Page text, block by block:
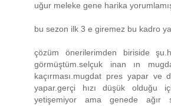
uğur meleke gene harika
bu sezon ilk 3 e giremez bu kadro
çözüm önerilerimden biriside
görmüştüm.selçuk inan ın
kaçırması.mugdat pres yapar ve
yapar.gerçi hızı düşük olduğu
yetişemiyor ama genede ağır